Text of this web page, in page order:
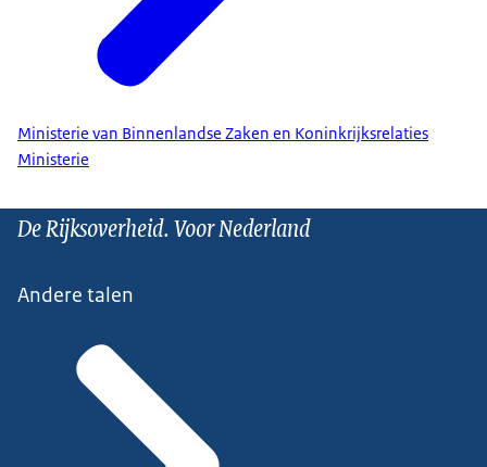
Ministerie van Binnenlandse Zaken en Koninkrijksrelaties
Ministerie
De Rijksoverheid. Voor Nederland
Andere talen